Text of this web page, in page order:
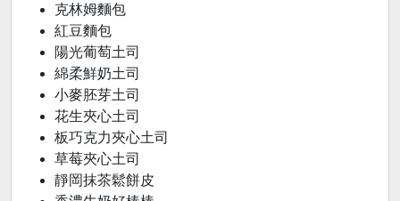
克林姆麵包
紅豆麵包
陽光葡萄土司
綿柔鮮奶土司
小麥胚芽土司
花生夾心土司
板巧克力夾心土司
草莓夾心土司
靜岡抹茶鬆餅皮